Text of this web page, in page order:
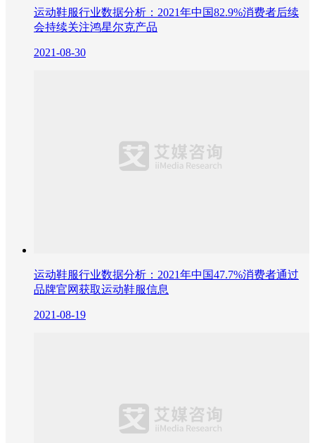
运动鞋服行业数据分析：2021年中国82.9%消费者后续
会持续关注鸿星尔克产品
2021-08-30
运动鞋服行业数据分析：2021年中国47.7%消费者通过
品牌官网获取运动鞋服信息
2021-08-19